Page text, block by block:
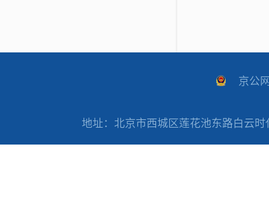
京公
地址：北京市西城区莲花池东路白云时